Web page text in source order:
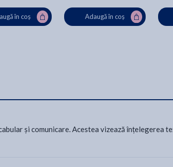
în coș Adaugă în coș
și comunicare. Acestea vizează înțelegerea